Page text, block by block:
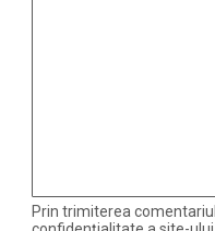
Prin trimiterea